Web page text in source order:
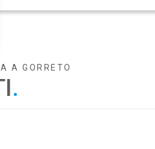
A GORRETO
.